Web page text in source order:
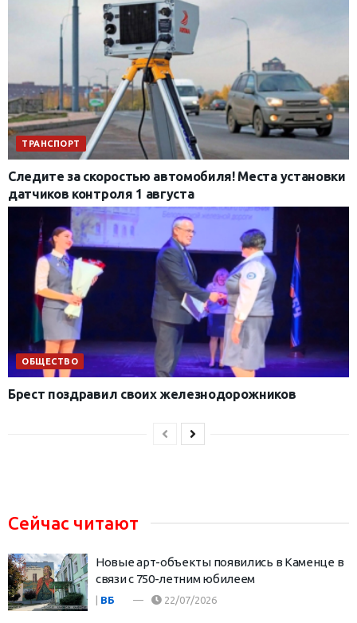
ТРАНСПОРТ
Следите за скоростью автомобиля! Места установки
датчиков контроля 1 августа
ОБЩЕСТВО
Брест поздравил своих железнодорожников
Сейчас читают
Новые арт-объекты появились в Каменце в
связи с 750-летним юбилеем
ВБ 22/07/2026